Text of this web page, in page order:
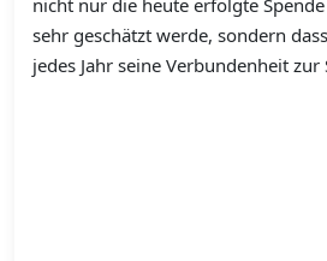
nicht nur die heute erfolgte
sehr geschätzt werde, sondern
jedes Jahr seine Verbundenheit zur